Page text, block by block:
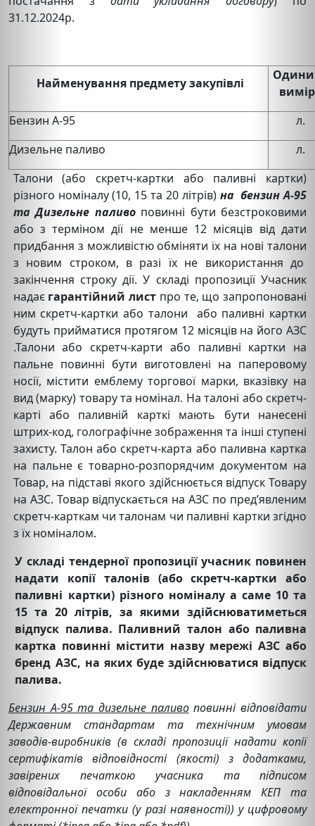
31.12.2024р.
Найменування предмету закупівлі
Бензин А-95
л.
Дизельне паливо
л.
Талони (або скретч-картки або паливні картки)
різного номіналу (10, 15 та 20 літрів) набензин А-95
та Дизельне паливоповинні бути безстроковими
або з терміном дії не менше 12 місяців від дати
придбання з можливістю обміняти їх на нові талони
з новим строком, в разі їх не використання до
закінчення строку дії. У складі пропозиції Учасник
надає гарантійний лист про те, що запропоновані
ним скретч-картки або талони або паливні картки
будуть прийматися протягом 12 місяців на його АЗС
.Талони або скретч-карти або паливні картки на
пальне повинні бути виготовлені на паперовому
носії, містити емблему торгової марки, вказівку на
вид (марку) товару та номінал. На талоні або скретч-
карті або паливній карткі мають бути нанесені
штрих-код, голографічне зображення та інші ступені
захисту. Талон або скретч-карта або паливна картка
на пальне є товарно-розпорядчим документом на
Товар, на підставі якого здійснюється відпуск Товару
на АЗС. Товар відпускається на АЗС по пред’явленим
скретч-карткам чи талонам чи паливні картки згідно
з їх номіналом.
У складі тендерної пропозиції учасник повинен
надати копії талонів (або скретч-картки або
паливні картки) різного номіналу а саме 10 та
15 та 20 літрів, за якими здійснюватиметься
відпуск палива. Паливний талон або паливна
картка повинні містити назву мережі АЗС або
бренд АЗС, на яких буде здійснюватися відпуск
палива.
Бензин А-95 та дизельне паливоповинні відповідати
Державним стандартам та технічним умовам
заводів-виробників (в складі пропозиції надати копії
сертифікатів відповідності (якості) з додатками,
завірених печаткою учасника та підписом
відповідальної особи або з накладенням КЕП та
електронної печатки (у разі наявності)) у цифровому